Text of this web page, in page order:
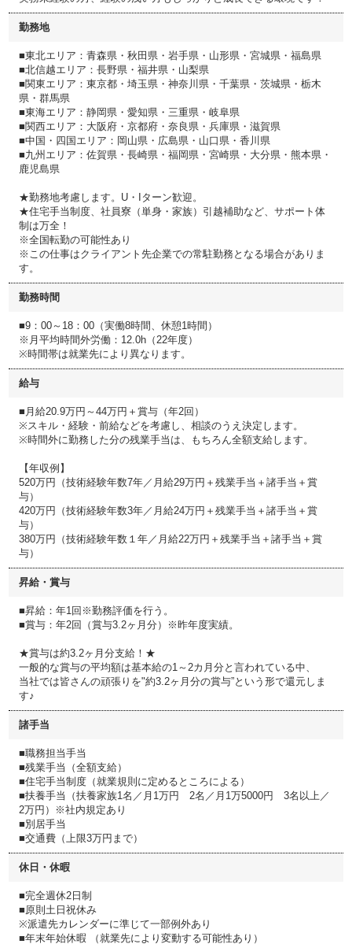
勤務地
■東北エリア：青森県・秋田県・岩手県・山形県・宮城県・福島県
■北信越エリア：長野県・福井県・山梨県
■関東エリア：東京都・埼玉県・神奈川県・千葉県・茨城県・栃木
県・群馬県
■東海エリア：静岡県・愛知県・三重県・岐阜県
■関西エリア：大阪府・京都府・奈良県・兵庫県・滋賀県
■中国・四国エリア：岡山県・広島県・山口県・香川県
■九州エリア：佐賀県・長崎県・福岡県・宮崎県・大分県・熊本県・
鹿児島県
★勤務地考慮します。U・Iターン歓迎。
★住宅手当制度、社員寮（単身・家族）引越補助など、サポート体
制は万全！
※全国転勤の可能性あり
※この仕事はクライアント先企業での常駐勤務となる場合がありま
す。
勤務時間
■9：00～18：00（実働8時間、休憩1時間）
※月平均時間外労働：12.0h（22年度）
※時間帯は就業先により異なります。
給与
■月給20.9万円～44万円＋賞与（年2回）
※スキル・経験・前給などを考慮し、相談のうえ決定します。
※時間外に勤務した分の残業手当は、もちろん全額支給します。
【年収例】
520万円（技術経験年数7年／月給29万円＋残業手当＋諸手当＋賞
与）
420万円（技術経験年数3年／月給24万円＋残業手当＋諸手当＋賞
与）
380万円（技術経験年数１年／月給22万円＋残業手当＋諸手当＋賞
与）
昇給・賞与
■昇給：年1回※勤務評価を行う。
■賞与：年2回（賞与3.2ヶ月分）※昨年度実績。
★賞与は約3.2ヶ月分支給！★
一般的な賞与の平均額は基本給の1～2カ月分と言われている中、
当社では皆さんの頑張りを"約3.2ヶ月分の賞与”という形で還元しま
す♪
諸手当
■職務担当手当
■残業手当（全額支給）
■住宅手当制度（就業規則に定めるところによる）
■扶養手当（扶養家族1名／月1万円 2名／月1万5000円 3名以上／
2万円）※社内規定あり
■別居手当
■交通費（上限3万円まで）
休日・休暇
■完全週休2日制
■原則土日祝休み
※派遣先カレンダーに準じて一部例外あり
■年末年始休暇 （就業先により変動する可能性あり）